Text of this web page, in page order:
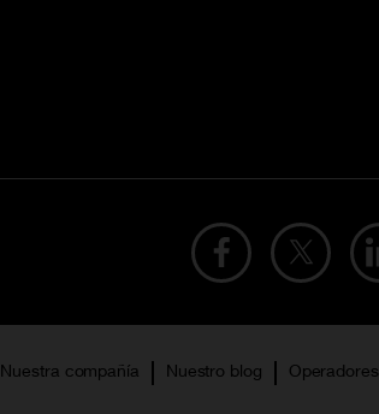
Nuestra compañía Nuestro blog Operadores